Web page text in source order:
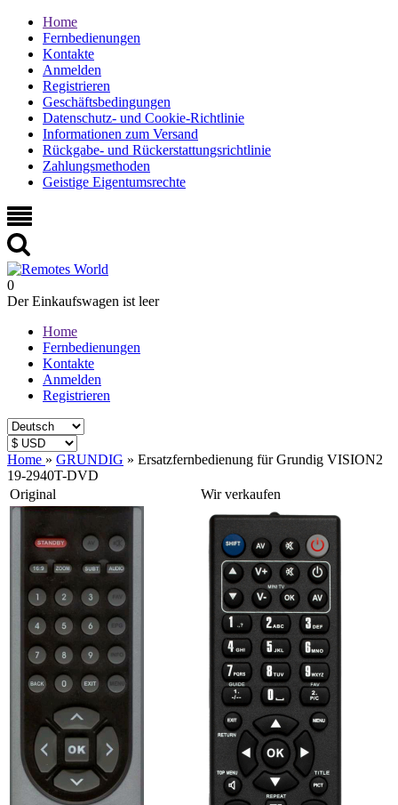
Home
Fernbedienungen
Kontakte
Anmelden
Registrieren
Geschäftsbedingungen
Datenschutz- und Cookie-Richtlinie
Informationen zum Versand
Rückgabe- und Rückerstattungsrichtlinie
Zahlungsmethoden
Geistige Eigentumsrechte
0
Der Einkaufswagen ist leer
Home
Fernbedienungen
Kontakte
Anmelden
Registrieren
Home » GRUNDIG » Ersatzfernbedienung für Grundig VISION2
19-2940T-DVD
Original
Wir verkaufen